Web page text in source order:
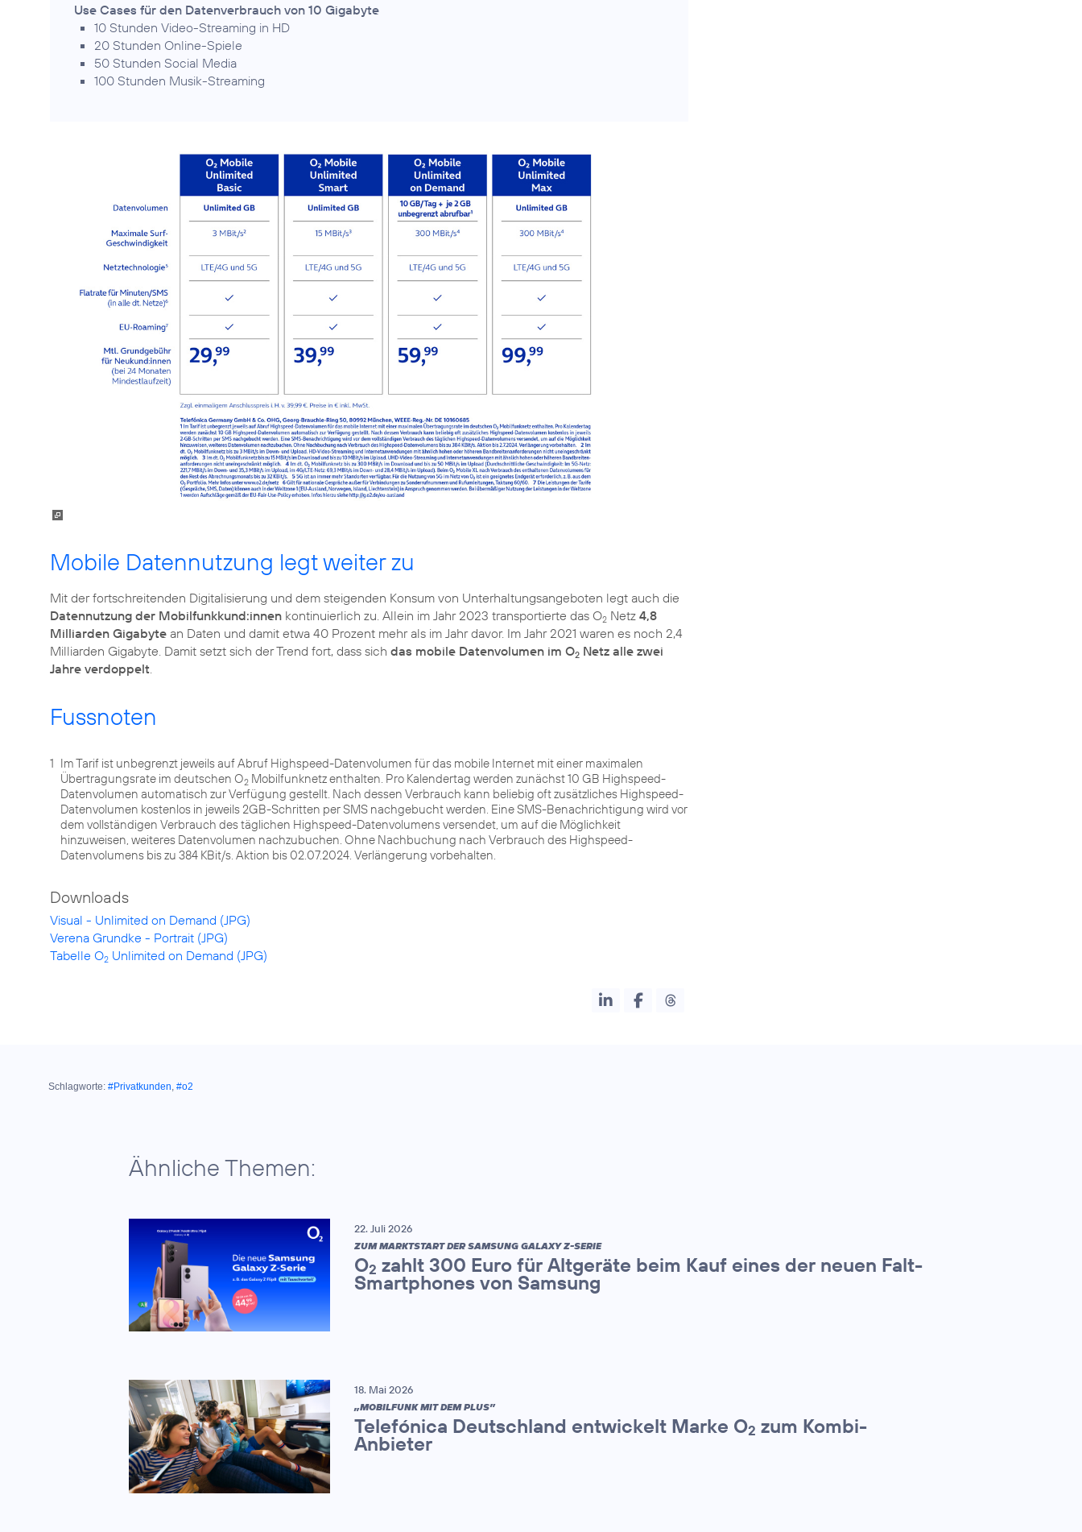
Use Cases für den Datenverbrauch von 10 Gigabyte
10 Stunden Video-Streaming in HD
20 Stunden Online-Spiele
50 Stunden Social Media
100 Stunden Musik-Streaming
Mobile Datennutzung legt weiter zu
Mit der fortschreitenden Digitalisierung und dem steigenden Konsum von Unterhaltungsangeboten legt auch die
Datennutzung der Mobilfunkkund:innen kontinuierlich zu. Allein im Jahr 2023 transportierte das O2 Netz 4,8
Milliarden Gigabyte an Daten und damit etwa 40 Prozent mehr als im Jahr davor. Im Jahr 2021 waren es noch 2,4
Milliarden Gigabyte. Damit setzt sich der Trend fort, dass sich das mobile Datenvolumen im O2 Netz alle zwei
Jahre verdoppelt
Fussnoten
1 Im Tarif ist unbegrenzt jeweils auf Abruf Highspeed-Datenvolumen für das mobile Internet mit einer maximalen
Übertragungsrate im deutschen O2 Mobilfunknetz enthalten. Pro Kalendertag werden zunächst 10 GB Highspeed-
Datenvolumen automatisch zur Verfügung gestellt. Nach dessen Verbrauch kann beliebig oft zusätzliches Highspeed-
Datenvolumen kostenlos in jeweils 2GB-Schritten per SMS nachgebucht werden. Eine SMS-Benachrichtigung wird vor
dem vollständigen Verbrauch des täglichen Highspeed-Datenvolumens versendet, um auf die Möglichkeit
hinzuweisen, weiteres Datenvolumen nachzubuchen. Ohne Nachbuchung nach Verbrauch des Highspeed-
Datenvolumens bis zu 384 KBit/s. Aktion bis 02.07.2024. Verlängerung vorbehalten.
Downloads
Visual - Unlimited on Demand (JPG)
Verena Grundke - Portrait (JPG)
Tabelle O2 Unlimited on Demand (JPG)
Schlagworte: #Privatkunden, #o2
Ähnliche Themen:
22. Juli 2026
ZUM MARKTSTART DER SAMSUNG GALAXY Z-SERIE
O2 zahlt 300 Euro für Altgeräte beim Kauf eines der neuen Falt-
Smartphones von Samsung
18. Mai 2026
„MOBILFUNK MIT DEM PLUS”
Telefónica Deutschland entwickelt Marke O2 zum Kombi-
Anbieter